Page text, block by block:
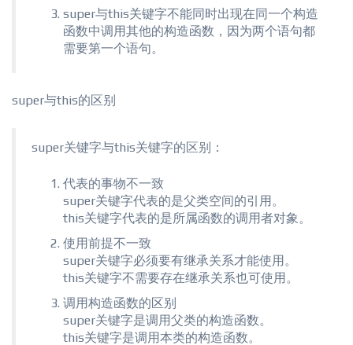
super与this关键字不能同时出现在同一个构造
函数中调用其他的构造函数，因为两个语句都
需要第一个语句。
super与this的区别
super关键字与this关键字的区别：
代表的事物不一致
super关键字代表的是父类空间的引用。
this关键字代表的是所属函数的调用者对象。
使用前提不一致
super关键字必须要有继承关系才能使用。
this关键字不需要存在继承关系也可使用。
调用构造函数的区别
super关键字是调用父类的构造函数。
this关键字是调用本类的构造函数。